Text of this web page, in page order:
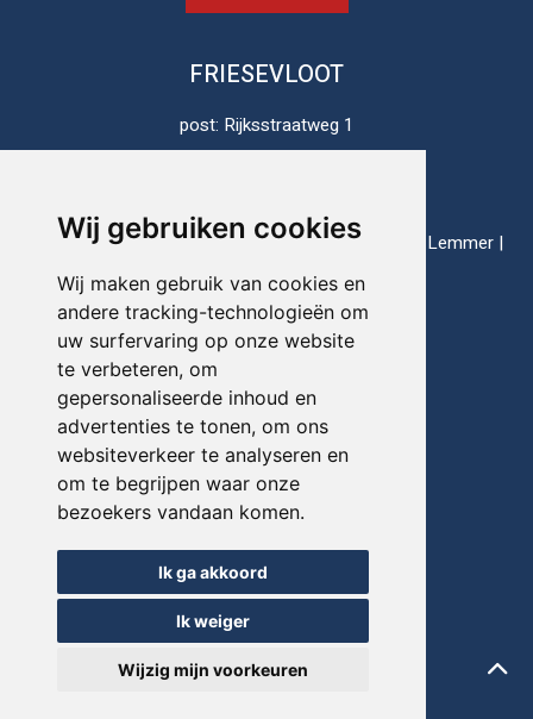
Wij gebruiken cookies
Wij maken gebruik van cookies en
andere tracking-technologieën om
uw surfervaring op onze website
te verbeteren, om
gepersonaliseerde inhoud en
advertenties te tonen, om ons
websiteverkeer te analyseren en
om te begrijpen waar onze
bezoekers vandaan komen.
Ik ga akkoord
Ik weiger
Wijzig mijn voorkeuren
FRIESEVLOOT
post: Rijksstraatweg 1
thuishavens: Enkhuizen | Harlingen | Lauwersoog | Lemmer |
Makkum | Stavoren
Telefoon:
E-mail:info@friesevloot.nl
© FRIESEVLOOT 2026
Update cookie-voorkeuren